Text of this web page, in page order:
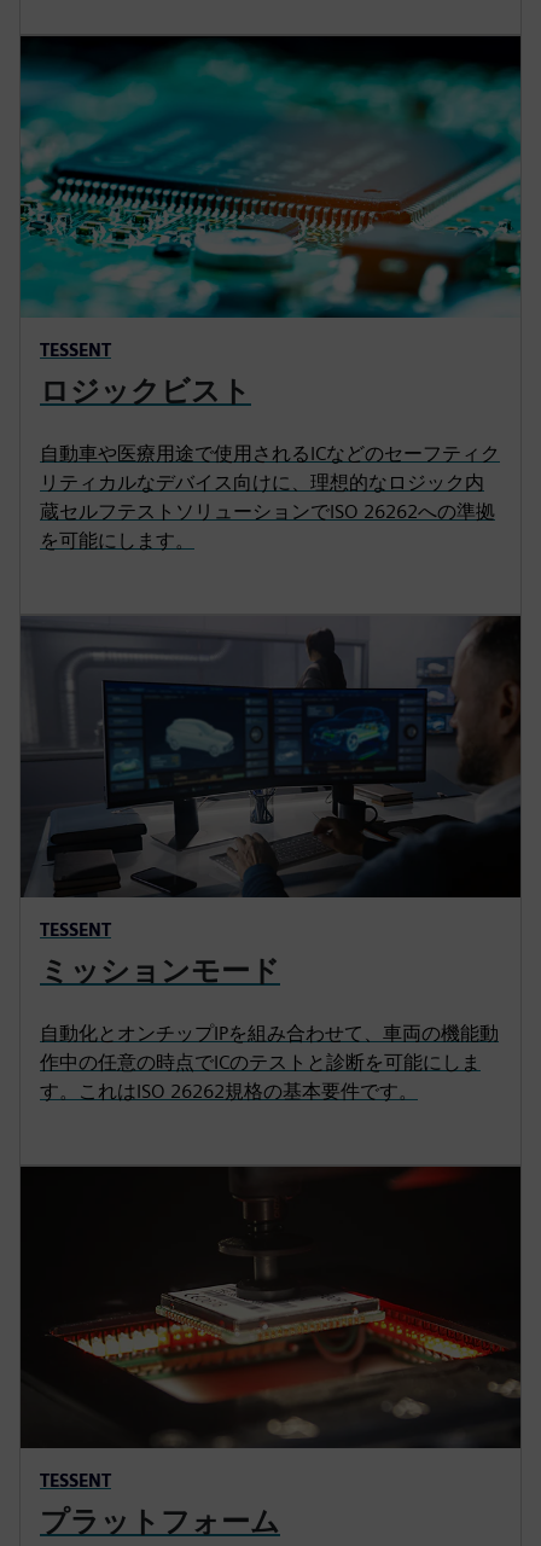
TESSENT
ロジックビスト
自動車や医療用途で使用されるICなどのセーフティク
リティカルなデバイス向けに、理想的なロジック内
蔵セルフテストソリューションでISO 26262への準拠
を可能にします。
TESSENT
ミッションモード
自動化とオンチップIPを組み合わせて、車両の機能動
作中の任意の時点でICのテストと診断を可能にしま
す。これはISO 26262規格の基本要件です。
TESSENT
プラットフォーム